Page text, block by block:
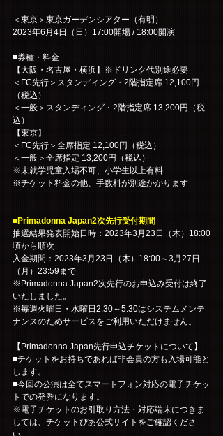
＜東京＞東京ガーデンシアター（有明）
2023年6月4日（日）17:00開場 / 18:00開演
■券種・料金
【大阪・名古屋・横浜】※ドリンク代別途必要
＜FC先行＞スタンディング・2階指定席 12,100円
（税込）
＜一般＞スタンディング・2階指定席 13,200円（税
込）
【東京】
＜FC先行＞全席指定 12,100円（税込）
＜一般＞全席指定 13,200円（税込）
※未就学児童入場不可、小学生以上有料
※チケット料金の他、手数料が別途かかります
■Primadonna Japan2次先行受付期間
抽選結果発表開始日時：2023年3月23日（木）18:00
頃から順次
入金期間：2023年3月23日（木）18:00～3月27日
（月）23:59まで
※Primadonna Japan2次先行のお申込み受付は終了
いたしました。
※毎週火曜日・水曜日2:30～5:30はシステムメンテ
ナンスのためサービスをご利用いただけません。
【Primadonna Japan先行申込チケットについて】
■チケットをお持ちであれば非会員の方も入場可能と
します。
■今回の公演は全てスマートフォン対応の電子チケッ
トでの発券になります。
※電子チケットのお引取り方法・対応端末につきま
しては、チケットぴあ公式サイトをご確認くださ